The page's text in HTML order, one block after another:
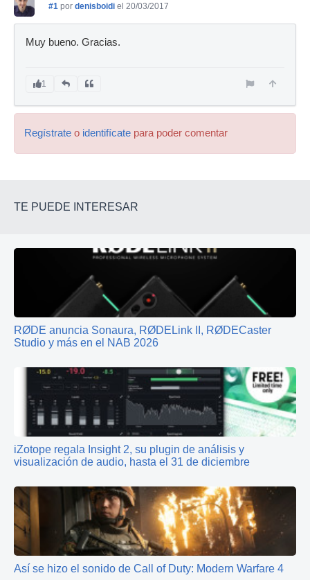
#1 por denisboidi el 20/03/2017
Muy bueno. Gracias.
1
Regístrate o identifícate para poder comentar
TE PUEDE INTERESAR
RØDE anuncia Sonaura, RØDELink II, RØDECaster
Studio y más en el NAB 2026
iZotope regala Insight 2, su plugin de análisis y
visualización de audio, hasta el 31 de diciembre
Así se hizo el sonido de Call of Duty: Modern Warfare 4